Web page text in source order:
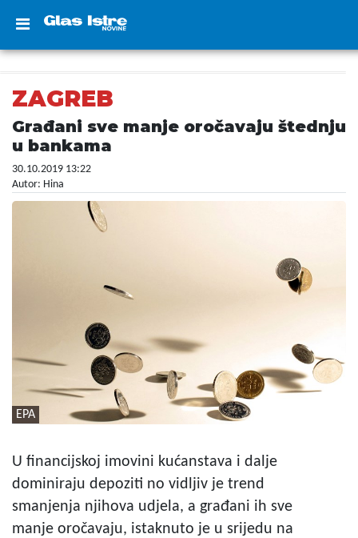
ZAGREB
Građani sve manje oročavaju štednju
u bankama
30.10.2019 13:22
Autor: Hina
EPA
U financijskoj imovini kućanstava i dalje
dominiraju depoziti no vidljiv je trend
smanjenja njihova udjela, a građani ih sve
manje oročavaju, istaknuto je u srijedu na